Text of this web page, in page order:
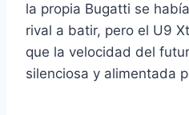
la propia Bugatti se
rival a batir, pero el U9
que la velocidad del
silenciosa y alimentada